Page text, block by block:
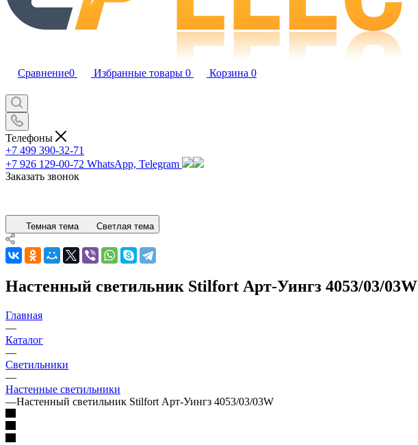
Сравнение0 Избранные товары 0 Корзина 0
Телефоны
+7 499 390-32-71
+7 926 129-00-72 WhatsApp, Telegram
Заказать звонок
Темная тема Светлая тема
Настенный светильник Stilfort Арт-Уингз 4053/03/03W
Главная
—
Каталог
—
Светильники
—
Настенные светильники
—Настенный светильник Stilfort Арт-Уингз 4053/03/03W